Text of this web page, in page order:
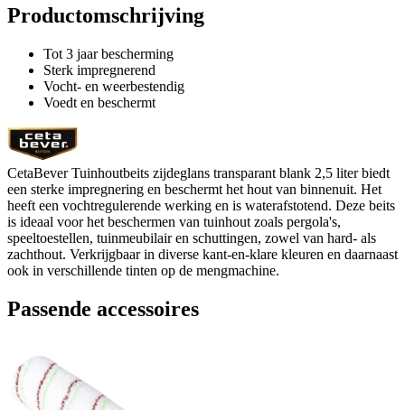
Productomschrijving
Tot 3 jaar bescherming
Sterk impregnerend
Vocht- en weerbestendig
Voedt en beschermt
CetaBever Tuinhoutbeits zijdeglans transparant blank 2,5 liter biedt
een sterke impregnering en beschermt het hout van binnenuit. Het
heeft een vochtregulerende werking en is waterafstotend. Deze beits
is ideaal voor het beschermen van tuinhout zoals pergola's,
speeltoestellen, tuinmeubilair en schuttingen, zowel van hard- als
zachthout. Verkrijgbaar in diverse kant-en-klare kleuren en daarnaast
ook in verschillende tinten op de mengmachine.
Passende accessoires